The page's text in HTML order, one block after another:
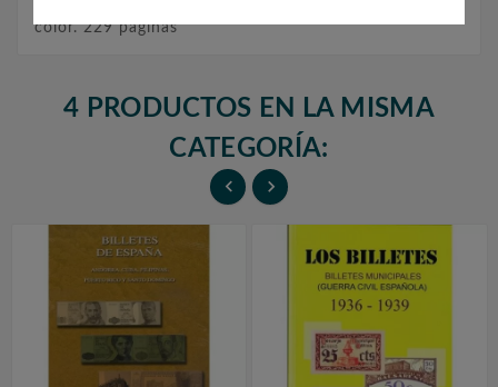
color. 229 páginas
4 PRODUCTOS EN LA MISMA
CATEGORÍA:
 